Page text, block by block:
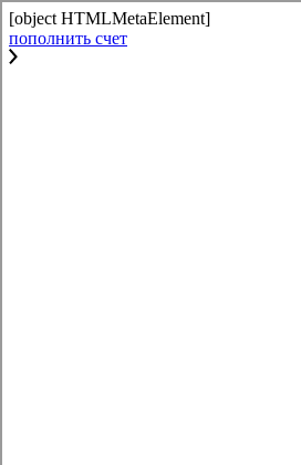
[object HTMLMetaElement]
пополнить счет